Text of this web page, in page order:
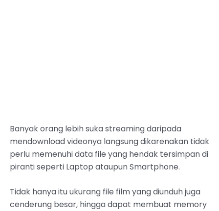
Banyak orang lebih suka streaming daripada
mendownload videonya langsung dikarenakan tidak
perlu memenuhi data file yang hendak tersimpan di
piranti seperti Laptop ataupun Smartphone.
Tidak hanya itu ukurang file film yang diunduh juga
cenderung besar, hingga dapat membuat memory